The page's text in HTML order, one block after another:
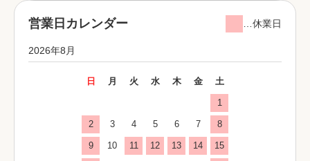
営業日カレンダー …休業日
2026年8月
日 月 火 水 木 金 土
1
2 3 4 5 6 7 8
9 10 11 12 13 14 15